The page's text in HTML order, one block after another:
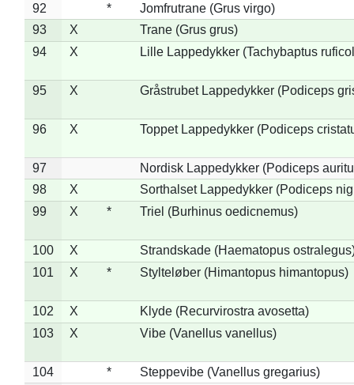
92
*
Jomfrutrane (Grus virgo)
93
X
Trane (Grus grus)
94
X Lille Lappedykker (Tachybaptus
95 X Gråstrubet Lappedykker (Podiceps
96 X Toppet Lappedykker (Podiceps
97
Nordisk Lappedykker (Podiceps
98
X
Sorthalset Lappedykker (Podiceps
99
X * Triel (Burhinus oedicnemus)
100 X
Strandskade (Haematopus
101
X * Stylteløber (Himantopus himantopus)
102 X
Klyde (Recurvirostra avosetta)
103
X Vibe (Vanellus vanellus)
104 *
Steppevibe (Vanellus gregarius)